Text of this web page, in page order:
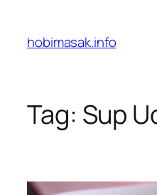
content
hobimasak.info
Tag: Sup